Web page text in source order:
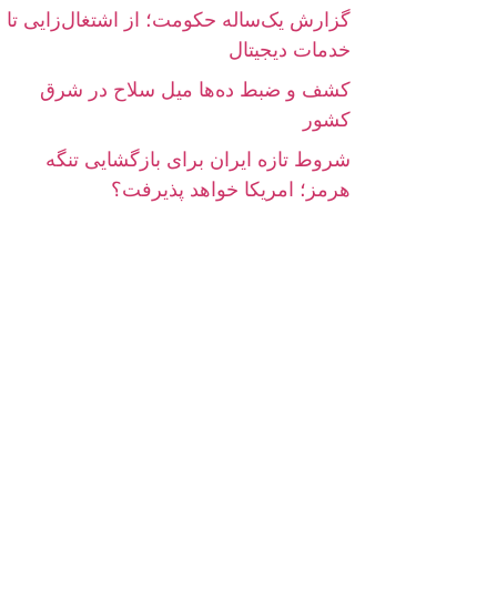
گزارش یک‌ساله حکومت؛ از اشتغال‌زایی تا
خدمات دیجیتال
کشف و ضبط ده‌ها میل سلاح در شرق
کشور
شروط تازه ایران برای بازگشایی تنگه
هرمز؛ امریکا خواهد پذیرفت؟